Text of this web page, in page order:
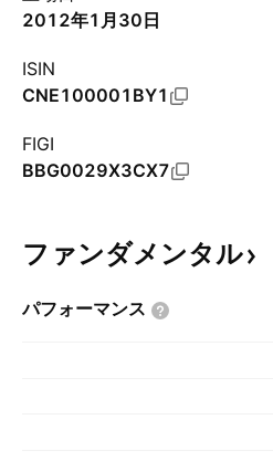
2012年1月30日
ISIN
CNE100001BY1
FIGI
BBG0029X3CX7
ファンダメンタル
パフォーマンス